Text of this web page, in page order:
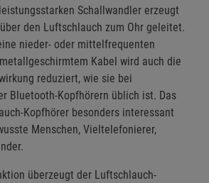
Schallwandler erzeugt
den Luftschlauch zum Ohr geleitet.
nieder- oder mittelfrequenten
Kabel wird auch die
reduziert, wie sie bei
Bluetooth-Kopfhörern üblich ist. Das
Kopfhörer besonders interessant
Menschen, Vieltelefonierer,
überzeugt der Luftschlauch-